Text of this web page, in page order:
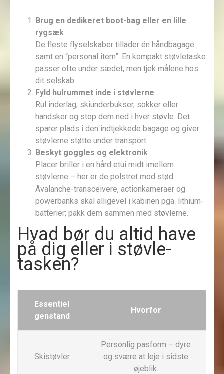
Brug en dedikeret boot-bag eller en lille
rygsæk
De fleste flyselskaber tillader én håndbagage
samt en “personal item”. En kompakt støvletaske
passer ofte under sædet, men tjek målene hos
dit selskab.
Fyld hulrummet inde i støvlerne
Rul inderlag, skiunderbukser, sokker eller
handsker og stop dem ned i hver støvle. Det
sparer plads i den indtjekkede bagage og giver
støvlerne støtte under transport.
Beskyt goggles og elektronik
Placer briller i en hård etui midt imellem
støvlerne – her er de polstret mod stød.
Avalanche-transceivere, actionkameraer og
powerbanks skal alligevel i kabinen pga. lithium-
batterier; pakk dem sammen med støvlerne.
Hvad bør du altid have
på dig eller i støvle-
tasken?
Essentiel
genstand
Hvorfor
Skistøvler
Personlig pasform – dyre
og svære at leje i sidste
øjeblik.